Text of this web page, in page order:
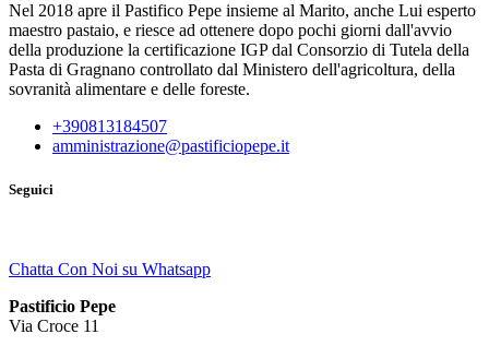
Nel 2018 apre il Pastifico Pepe insieme al Marito, anche Lui esperto
maestro pastaio, e riesce ad ottenere dopo pochi giorni dall'avvio
della produzione la certificazione IGP dal Consorzio di Tutela della
Pasta di Gragnano controllato dal Ministero dell'agricoltura, della
sovranità alimentare e delle foreste.
+390813184507
amministrazione@pastificiopepe.it
Seguici
Chatta Con Noi su Whatsapp
Pastificio Pepe
Via Croce 11